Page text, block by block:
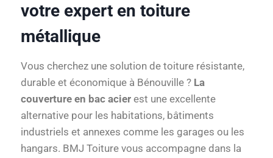
votre expert en toiture
métallique
Vous cherchez une solution de toiture résistante,
durable et économique à Bénouville ? La
couverture en bac acier est une excellente
alternative pour les habitations, bâtiments
industriels et annexes comme les garages ou les
hangars. BMJ Toiture vous accompagne dans la